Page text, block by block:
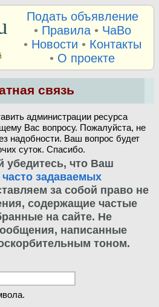
Подать объявление
• Правила• ЧаВо
• Новости • Контакты
• О проекте
связь
администрации ресурса
Вас вопросу. Пожалуйста, не
надобности. Ваш вопрос будет
суток. Спасибо.
убедитесь, что Ваш
часто задаваемых
за собой право не
содержащие частые
на сайте. Не
написанные
тоном.